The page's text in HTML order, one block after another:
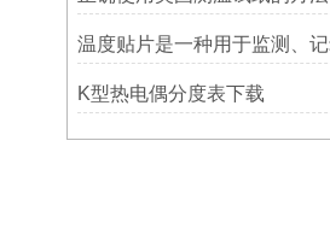
K型热电偶分度表下载